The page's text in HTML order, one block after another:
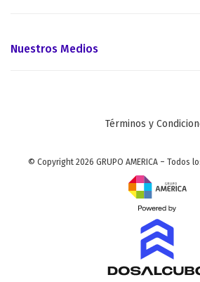
Nuestros Medios
Términos y
© Copyright 2026 GRUPO AMERICA – Todos